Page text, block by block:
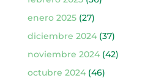
enero 2025(27)
diciembre 2024(37)
noviembre 2024(42)
octubre 2024(46)